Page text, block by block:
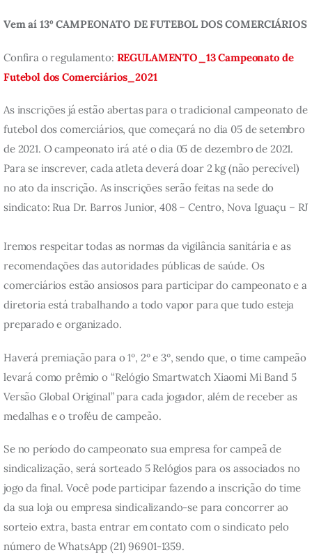
Vem aí 13º CAMPEONATO DE FUTEBOL DOS COMERCIÁRIOS
Confira o regulamento: REGULAMENTO_13 Campeonato de
Futebol dos Comerciários_2021
As inscrições já estão abertas para o tradicional campeonato de
futebol dos comerciários, que começará no dia 05 de setembro
de 2021. O campeonato irá até o dia 05 de dezembro de 2021.
Para se inscrever, cada atleta deverá doar 2 kg (não perecível)
no ato da inscrição. As inscrições serão feitas na sede do
sindicato: Rua Dr. Barros Junior, 408 – Centro, Nova Iguaçu – RJ
Iremos respeitar todas as normas da vigilância sanitária e as
recomendações das autoridades públicas de saúde. Os
comerciários estão ansiosos para participar do campeonato e a
diretoria está trabalhando a todo vapor para que tudo esteja
preparado e organizado.
Haverá premiação para o 1º, 2º e 3º, sendo que, o time campeão
levará como prêmio o “Relógio Smartwatch Xiaomi Mi Band 5
Versão Global Original” para cada jogador, além de receber as
medalhas e o troféu de campeão.
Se no período do campeonato sua empresa for campeã de
sindicalização, será sorteado 5 Relógios para os associados no
jogo da final. Você pode participar fazendo a inscrição do time
da sua loja ou empresa sindicalizando-se para concorrer ao
sorteio extra, basta entrar em contato com o sindicato pelo
número de WhatsApp (21) 96901-1359.